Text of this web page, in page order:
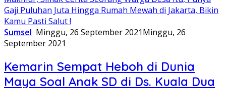
Sumsel Minggu, 26 September 2021Minggu, 26
September 2021
Kemarin Sempat Heboh di Dunia
Maya Soal Anak SD di Ds. Kuala Dua